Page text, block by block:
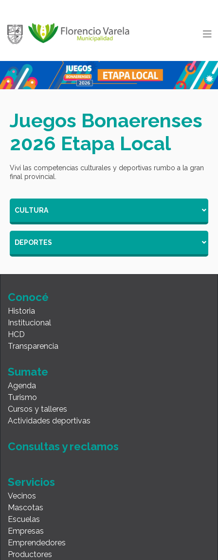
Juegos Bonaerenses
2026 Etapa Local
Viví las competencias culturales y deportivas rumbo a la gran
final provincial.
CULTURA
DEPORTES
Conocé
Historia
Institucional
HCD
Transparencia
Sumate
Agenda
Turismo
Cursos y talleres
Actividades deportivas
Consultas y reclamos
Servicios
Vecinos
Mascotas
Escuelas
Empresas
Emprendedores
Productores